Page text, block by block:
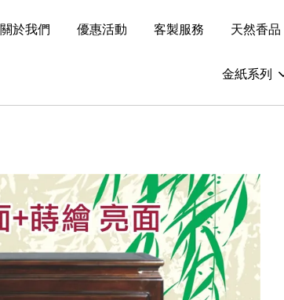
關於我們 優惠活動 客製服務 天然香品
金紙系列